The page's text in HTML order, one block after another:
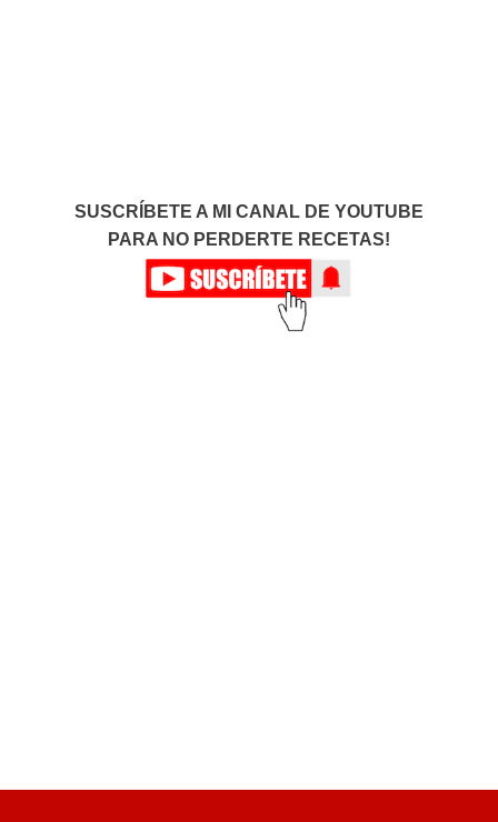
SUSCRÍBETE A MI CANAL DE YOUTUBE
PARA NO PERDERTE RECETAS!